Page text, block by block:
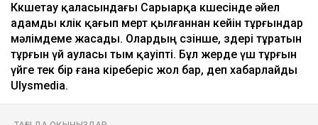
Көкшетау қаласындағы Сарыарқа көшесінде әйел
адамды көлік қағып мерт қылғаннан кейін тұрғындар
мәлімдеме жасады. Олардың сөзінше, өздері тұратын
тұрғын үй ауласы тым қауіпті. Бұл жерде үш тұрғын
үйге тек бір ғана кіреберіс жол бар, деп хабарлайды
Ulysmedia.